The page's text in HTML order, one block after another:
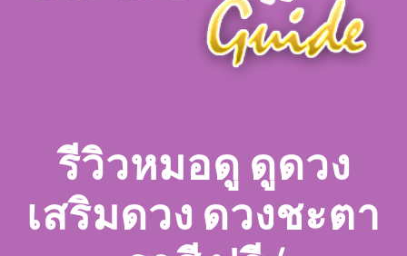
รีวิวหมอดู ดูดวง
เสริมดวง ดวงชะตา